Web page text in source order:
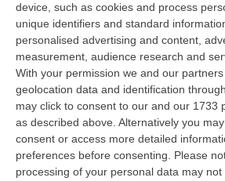
device, such as cookies and process
unique identifiers and standard
personalised advertising and content,
measurement, audience research and
With your permission we and our
geolocation data and identification
may click to consent to our and our 1733
as described above. Alternatively you
consent or access more detailed
preferences before consenting. Please
processing of your personal data may
È pesante il quadro
dalla Direzione distrettuale
Milano nei confronti
“Banca Progetto Spa”. Nel
disposizione dei giudici del
Milano,è stata disposta
giudiziaria per un anno.